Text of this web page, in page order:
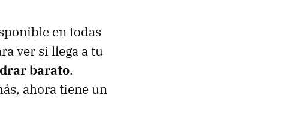
en todas
ver si llega a tu
barato.
ahora tiene un